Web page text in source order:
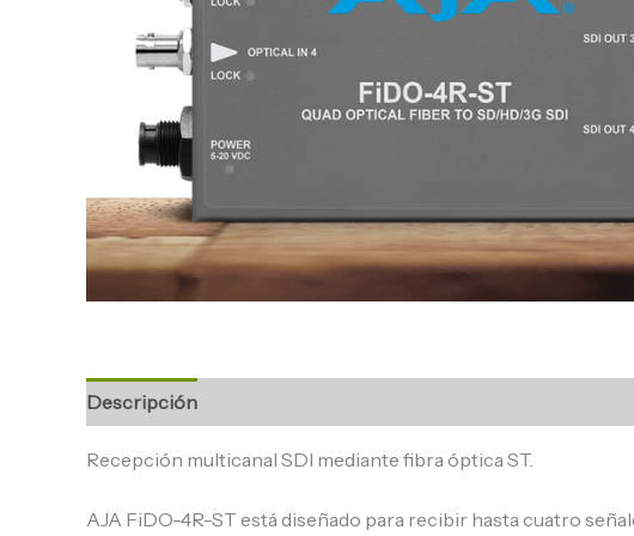
Descripción
Recepción multicanal SDI mediante fibra óptica ST.
AJA FiDO-4R-ST está diseñado para recibir hasta cuatro